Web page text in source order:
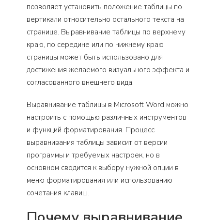
позволяет установить положение таблицы по
вертикали относительно остального текста на
странице. Выравнивание таблицы по верхнему
краю, по середине или по нижнему краю
страницы может быть использовано для
достижения желаемого визуального эффекта и
согласованного внешнего вида.
Выравнивание таблицы в Microsoft Word можно
настроить с помощью различных инструментов
и функций форматирования. Процесс
выравнивания таблицы зависит от версии
программы и требуемых настроек, но в
основном сводится к выбору нужной опции в
меню форматирования или использованию
сочетания клавиш.